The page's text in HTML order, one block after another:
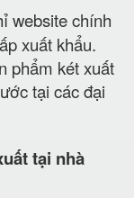
website chính
xuất khẩu.
phẩm két xuất
tại các đại
tại nhà